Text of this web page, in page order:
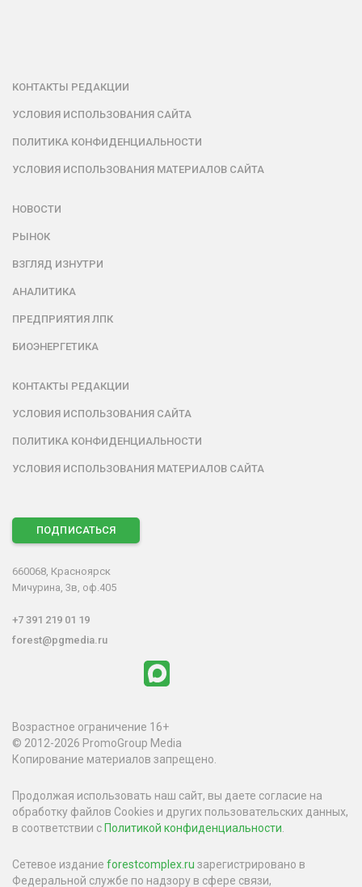
КОНТАКТЫ РЕДАКЦИИ
УСЛОВИЯ ИСПОЛЬЗОВАНИЯ САЙТА
ПОЛИТИКА КОНФИДЕНЦИАЛЬНОСТИ
УСЛОВИЯ ИСПОЛЬЗОВАНИЯ МАТЕРИАЛОВ САЙТА
НОВОСТИ
РЫНОК
ВЗГЛЯД ИЗНУТРИ
АНАЛИТИКА
ПРЕДПРИЯТИЯ ЛПК
БИОЭНЕРГЕТИКА
КОНТАКТЫ РЕДАКЦИИ
УСЛОВИЯ ИСПОЛЬЗОВАНИЯ САЙТА
ПОЛИТИКА КОНФИДЕНЦИАЛЬНОСТИ
УСЛОВИЯ ИСПОЛЬЗОВАНИЯ МАТЕРИАЛОВ САЙТА
ПОДПИСАТЬСЯ
660068, Красноярск
Мичурина, 3в, оф.405
+7 391 219 01 19
forest@pgmedia.ru
Возрастное ограничение 16+
© 2012-2026 PromoGroup Media
Копирование материалов запрещено.
Продолжая использовать наш сайт, вы даете согласие на
обработку файлов Cookies и других пользовательских данных,
в соответствии с Политикой конфиденциальности.
Сетевое издание forestcomplex.ru зарегистрировано в
Федеральной службе по надзору в сфере связи,